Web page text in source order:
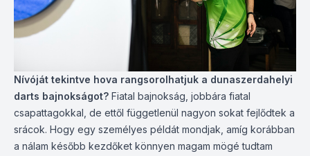
Nívóját tekintve hova rangsorolhatjuk a dunaszerdahelyi
darts bajnokságot? Fiatal bajnokság, jobbára fiatal
csapattagokkal, de ettől függetlenül nagyon sokat fejlődtek a
srácok. Hogy egy személyes példát mondjak, amíg korábban
a nálam később kezdőket könnyen magam mögé tudtam